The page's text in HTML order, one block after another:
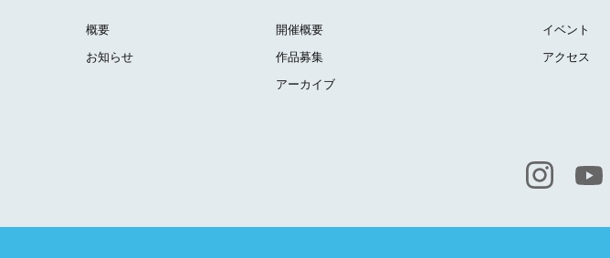
概要
お知らせ
開催概要
作品募集
アーカイブ
イベント
アクセス